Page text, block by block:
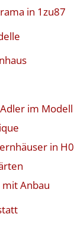
in 1zu87
im Modell
in H0
Anbau